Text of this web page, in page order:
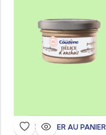
AJOUTER AU PANIER